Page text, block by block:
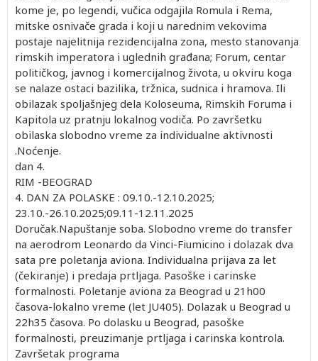
kome je, po legendi, vučica odgajila Romula i Rema,
mitske osnivače grada i koji u narednim vekovima
postaje najelitnija rezidencijalna zona, mesto stanovanja
rimskih imperatora i uglednih građana; Forum, centar
političkog, javnog i komercijalnog života, u okviru koga
se nalaze ostaci bazilika, tržnica, sudnica i hramova. Ili
obilazak spoljašnjeg dela Koloseuma, Rimskih Foruma i
Kapitola uz pratnju lokalnog vodiča. Po završetku
obilaska slobodno vreme za individualne aktivnosti
.Noćenje.
dan 4.
RIM -BEOGRAD
4. DAN ZA POLASKE : 09.10.-12.10.2025;
23.10.-26.10.2025;09.11-12.11.2025
Doručak.Napuštanje soba. Slobodno vreme do transfer
na aerodrom Leonardo da Vinci-Fiumicino i dolazak dva
sata pre poletanja aviona. Individualna prijava za let
(čekiranje) i predaja prtljaga. Pasoške i carinske
formalnosti. Poletanje aviona za Beograd u 21h00
časova-lokalno vreme (let JU405). Dolazak u Beograd u
22h35 časova. Po dolasku u Beograd, pasoške
formalnosti, preuzimanje prtljaga i carinska kontrola.
Završetak programa